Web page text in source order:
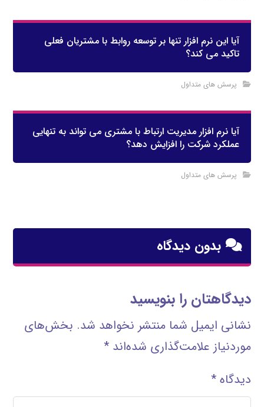
آيا اين نرم افزار تنها بر توسعه روابط با مشتريان فعلي
تاكيد مي كند؟
پرسش های متداول
آیا نرم افزار مدیریت ارتباط با مشتری می تواند به تنهایی
عملکرد شرکت را افزایش دهد؟
پرسش های متداول
بدون دیدگاه
دیدگاهتان را بنویسید
نشانی ایمیل شما منتشر نخواهد شد. بخش‌های
موردنیاز علامت‌گذاری شده‌اند*
دیدگاه*